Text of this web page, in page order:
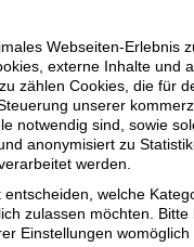
Zum
Unser Partner
top
Küche nicht
Von der
Webseiten-Erlebnis
externe Inhalte und
zählen Cookies, die für
unserer
notwendig sind, sowie
anonymisiert zu
werden.
entscheiden, welche
zulassen möchten. Bitte
Einstellungen